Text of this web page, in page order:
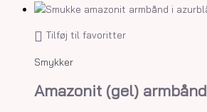
Tilføj til favoritter
Smykker
Amazonit (gel) armbånd